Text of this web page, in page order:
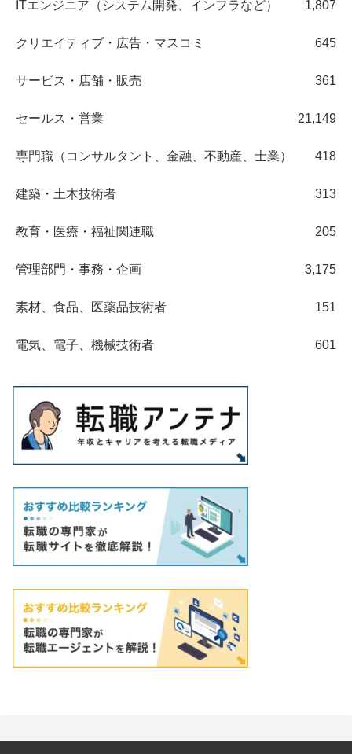
ITエンジニア（システム開発、インフラなど） 1,807
クリエイティブ・広告・マスコミ 645
サービス・店舗・販売 361
セールス・営業 21,149
専門職（コンサルタント、金融、不動産、士業） 418
建築・土木技術者 313
教育・医療・福祉関連職 205
管理部門・事務・企画 3,175
素材、食品、医薬品技術者 151
電気、電子、機械技術者 601